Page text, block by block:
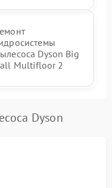
Dyson Big
Multifloor 2
Dyson